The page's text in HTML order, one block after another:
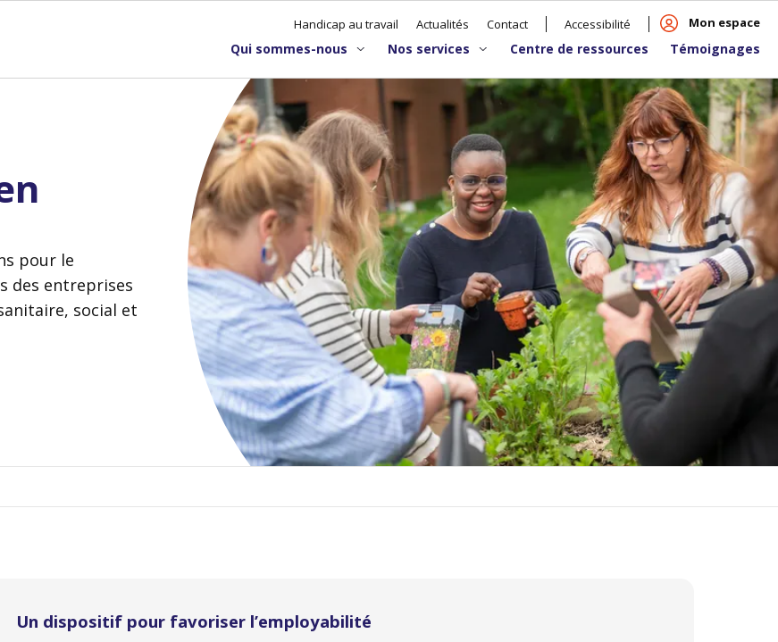
Handicap au travail Actualités Contact Accessibilité Mon espace
Qui sommes-nous Nos services Centre de ressources Témoignages
pour le
des entreprises
social et
Un dispositif pour favoriser l’employabilité